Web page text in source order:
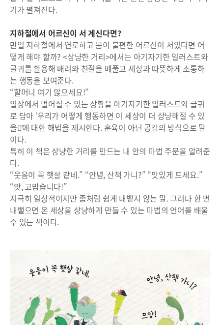
기가 펼쳐진다.
지하철에서 어르신이 서 계신다면?
만일 지하철에서 연로하고 몸이 불편한 어르신이 서있다면 어
떻게 해야 할까? <상냥한 거리>에서는 아기자기한 일러스트와
글귀를 활용해 배려와 친절을 베풀고 세상과 따뜻하게 소통하
는 행동을 보여준다.
“할머니 여기 않으세요!”
일상에서 벌어질 수 있는 상황을 아기자기한 일러스트와 글귀
로 담아 ‘우리가 어떻게 행동하면 이 세상이 더 상냥해질 수 있
을까̓에 대한 해법을 제시한다. 훈육이 아닌 공감의 방식으로 말
이다.
특히 이 책은 상냥한 거리를 만드는 내 안의 마법 주문을 알려준
다.
“웃음이 꼭 햇살 같네.” “안녕, 산책 가니?” “맛있게 드세요.”
“앗, 고맙습니다!”
지극히 일상적이지만 좀처럼 쉽게 내뱉지 않는 말. 그러나 한 번
내뱉으면 온 세상을 상냥하게 만들 수 있는 마법의 언어를 배울
수 있는 책이다.